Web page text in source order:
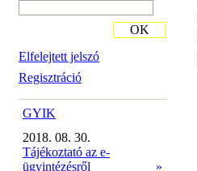
Elfelejtett jelszó
Regisztráció
OK
GYIK
2018. 08. 30.
Tájékoztató az e-
ügyintézésről
»